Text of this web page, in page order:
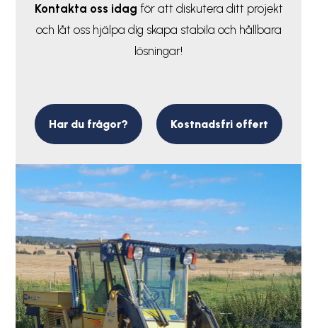
Kontakta oss idag för att diskutera ditt projekt
och låt oss hjälpa dig skapa stabila och hållbara
lösningar!
Har du frågor? Kostnadsfri offert